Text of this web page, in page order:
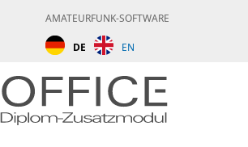
AMATEURFUNK-SOFTWARE
DE EN